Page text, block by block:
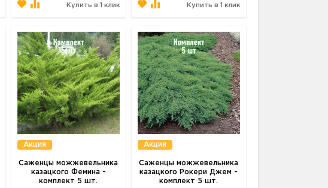
Купить в 1 клик Купить в 1 клик
Акция
Саженцы можжевельника
казацкого Фемина -
комплект 5 шт.
Акция
Саженцы можжевельника
казацкого Рокери Джем -
комплект 5 шт.